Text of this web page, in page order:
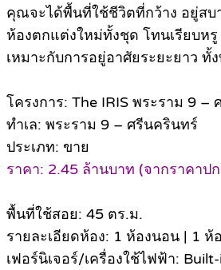
คุณจะได้พื้นที่ใช้ชีวิตที่กว้าง อยู่สบ
ห้องตกแต่งใหม่ทั้งชุด โทนเรียบห
เหมาะกับการอยู่อาศัยระยะยาว
โครงการ: The IRIS พระราม 9 –
ทำเล: พระราม 9 – ศรีนครินทร์
ประเภท: ขาย
ราคา: 2.45 ล้านบาท (จากราคาป
พื้นที่ใช้สอย: 45 ตร.ม.
รายละเอียดห้อง: 1 ห้องนอน | 1
เฟอร์นิเจอร์/เครื่องใช้ไฟฟ้า: